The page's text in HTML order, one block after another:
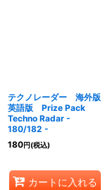
テクノレーダー 海外版
英語版 Prize Pack
Techno Radar -
180/182 -
180円(税込)
カートに入れる